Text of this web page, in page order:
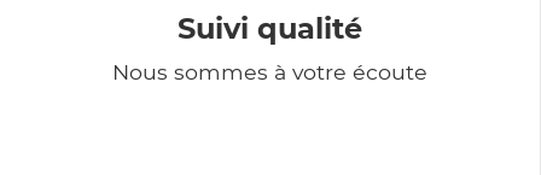
Suivi qualité
Nous sommes à votre écoute